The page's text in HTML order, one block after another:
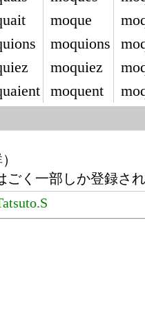
moque
moquions
moquiez
moquent
ごく一部しか登録さ